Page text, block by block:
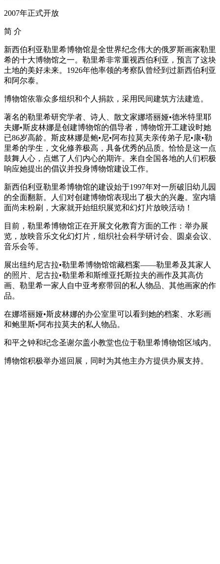
2007年正式开放
简 介
新西伯利亚勒里希博物馆是全世界纪念伟大的俄罗斯画家勒里
希的十大博物馆之一。勒里希非常重视西伯利亚，预言了这块
土地的美好未来。1926年他率领的考察队曾经到过新西伯利亚
和阿尔泰。
博物馆依靠众多组织和个人捐款，采用民间建筑方法建造。
著名的勒里希研究学者、诗人、散文家娜塔丽娅•德米特里耶
夫娜•斯皮林娜是创建博物馆的倡导者，博物馆开工建设时她
已86岁高龄。斯皮林娜是鲍•尼•阿布拉莫夫亲传弟子尼•康•勒
里希的学生，文化修养极高，具备优秀的品质。恰恰是这一点
鼓舞人心，点燃了人们内心的期许。来自全国各地的人们积极
响应她提出的倡议并投身博物馆建设工作。
新西伯利亚勒里希博物馆的建设始于1997年对一所破旧幼儿园
的全面翻新。人们对创建博物馆表现出了极大的兴趣。室内墙
面尚未粉刷，大家就开始组织展览和幻灯片放映活动！
目前，勒里希博物馆正在开展文化教育方面的工作：举办展
览，放映音乐文化幻灯片，组织社会科学研讨会、圆桌会议、
音乐会等。
展出纽约尼古拉•勒里希博物馆馆藏档案——勒里希及其家人
的照片、尼古拉•勒里希和斯维亚托斯拉夫的画作及其高仿
画、勒里希一家人自中亚考察带回的私人物品、其他画家的作
品。
在娜塔丽娅•斯皮林娜的办公室里可以看到她的档案、水彩画
和鲍里斯•阿布拉莫夫的私人物品。
和平之钟和纪念圣谢尔盖小教堂也位于勒里希博物馆区域内。
博物馆积极举办巡回展，同时为其他主办方提供办展支持。